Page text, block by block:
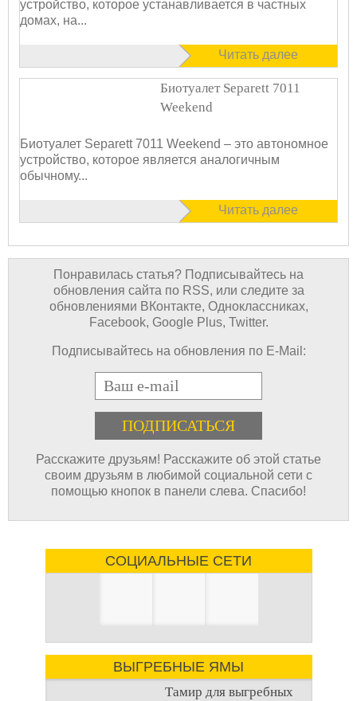
устройство, которое устанавливается в частных
домах, на...
Читать далее
Биотуалет Separett 7011
Weekend
Биотуалет Separett 7011 Weekend – это автономное
устройство, которое является аналогичным
обычному...
Читать далее
Понравилась статья? Подписывайтесь на
обновления сайта по RSS, или следите за
обновлениями ВКонтакте, Одноклассниках,
Facebook, Google Plus, Twitter.
Подписывайтесь на обновления по E-Mail:
E-mail
Расскажите друзьям! Расскажите об этой статье
своим друзьям в любимой социальной сети с
помощью кнопок в панели слева. Спасибо!
СОЦИАЛЬНЫЕ СЕТИ
ВЫГРЕБНЫЕ ЯМЫ
Тамир для выгребных